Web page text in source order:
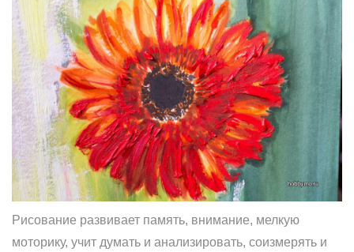
Рисование развивает память, внимание, мелкую
моторику, учит думать и анализировать, соизмерять и